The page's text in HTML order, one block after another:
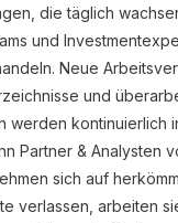
die täglich
und
Neue
und
werden kontinuierlich
Partner & Analysten
sich auf
verlassen, arbeiten